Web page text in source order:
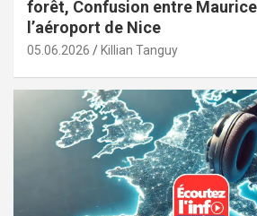
forêt, Confusion entre
l’aéroport de Nice
05.06.2026 Killian Tanguy